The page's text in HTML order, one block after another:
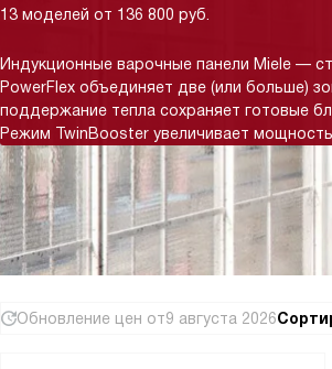
13 моделей от 136 800 руб.
Индукционные варочные панели Miele —
PowerFlex объединяет две (или больше)
поддержание тепла сохраняет готовые
Режим TwinBooster увеличивает
Обновление цен от9 августа 2026